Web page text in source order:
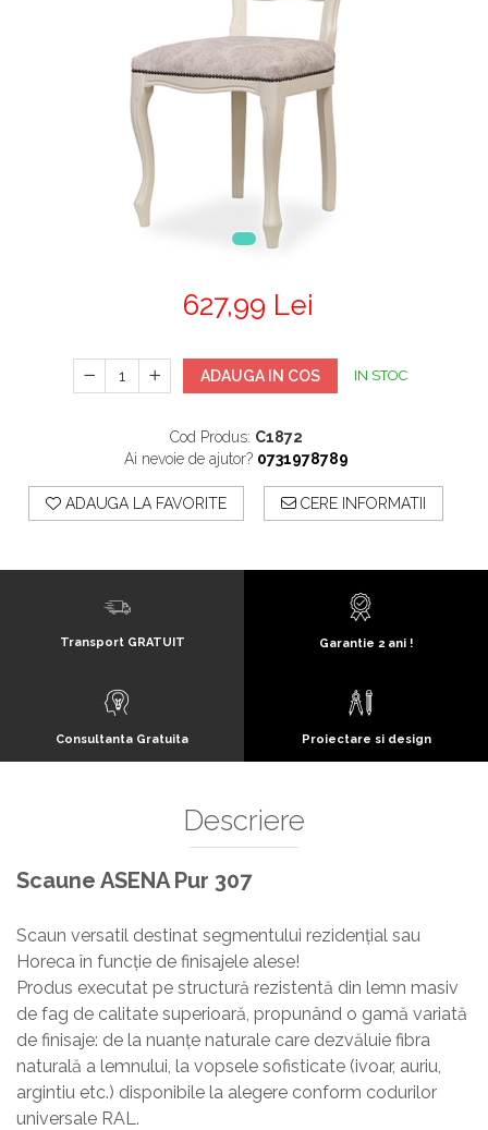
Sezlonguri si Baldachine
Scaune Inalte De Bar
627,99 Lei
ADAUGA IN COS IN STOC
Cod Produs: C1872
Ai nevoie de ajutor? 0731978789
ADAUGA LA FAVORITE CERE INFORMATII
Transport GRATUIT Garantie 2 ani !
Consultanta Gratuita Proiectare si design
Descriere
Scaune ASENA Pur 307
Scaun versatil destinat segmentului rezidențial sau
Horeca în funcție de finisajele alese!
Produs executat pe structură rezistentă din lemn masiv
de fag de calitate superioară, propunând o gamă variată
de finisaje: de la nuanțe naturale care dezvăluie fibra
naturală a lemnului, la vopsele sofisticate (ivoar, auriu,
argintiu etc.) disponibile la alegere conform codurilor
universale RAL.